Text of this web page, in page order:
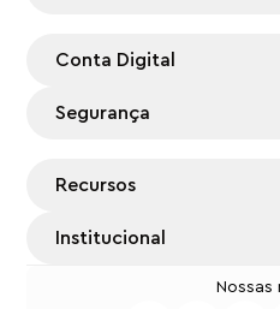
Conta Digital
Segurança
Recursos
Institucional
Nossas